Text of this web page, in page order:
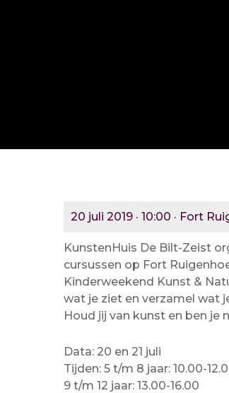
20 juli 2019 · 10:00 · Fort
KunstenHuis De Bilt-Zeist
cursussen op Fort
Kinderweekend Kunst &
wat je ziet en verzamel wat
Houd jij van kunst en ben je
Data: 20 en 21 juli
Tijden: 5 t/m 8 jaar: 10.00-
9 t/m 12 jaar: 13.00-16.00